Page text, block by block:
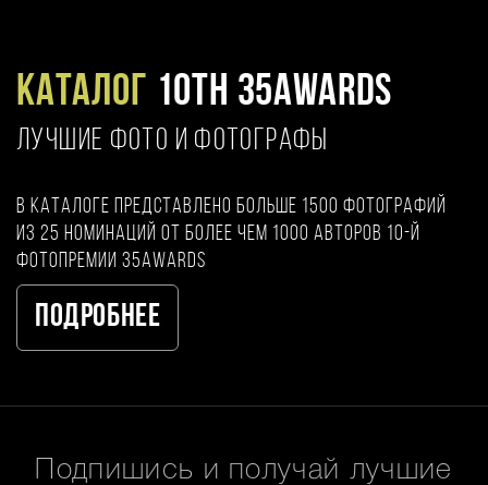
Каталог 10TH 35AWARDS
ЛУЧШИЕ ФОТО И ФОТОГРАФЫ
В каталоге представлено больше 1500 фотографий
из 25 номинаций от более чем 1000 авторов 10-й
фотопремии 35AWARDS
Подробнее
Подпишись и получай лучшие